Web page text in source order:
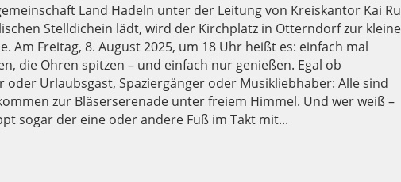
Land Hadeln unter der Leitung von Kreiskantor Kai
Stelldichein lädt, wird der Kirchplatz in Otterndorf zur
Am Freitag, 8. August 2025, um 18 Uhr heißt es: einfach mal
die Ohren spitzen – und einfach nur genießen. Egal ob
Urlaubsgast, Spaziergänger oder Musikliebhaber: Alle sind
zur Bläserserenade unter freiem Himmel. Und wer weiß –
sogar der eine oder andere Fuß im Takt mit...